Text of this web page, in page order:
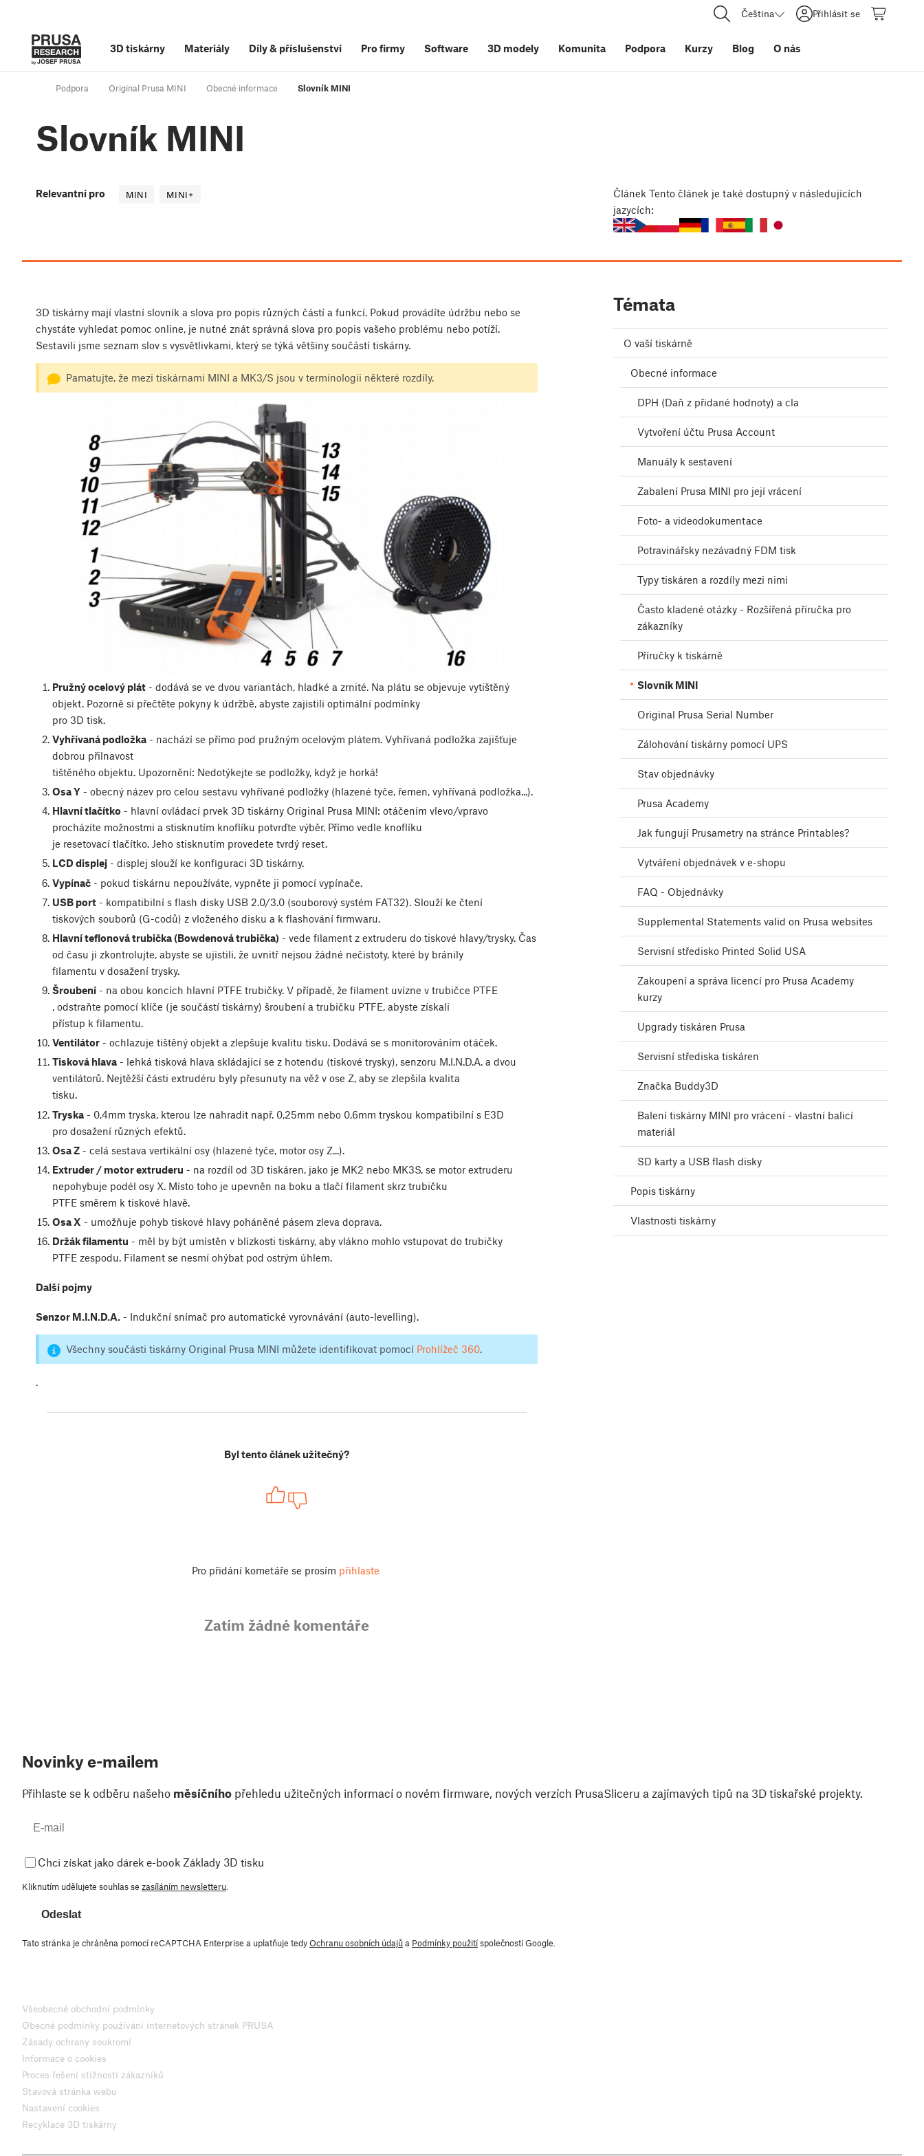
Čeština Přihlásit se
3D tiskárny Materiály Díly& příslušenství Pro firmy Software 3D modely Komunita Podpora Kurzy Blog O nás
Podpora Original Prusa MINI Obecné informace Slovník MINI
Slovník MINI
Relevantní pro MINI MINI+ Článek Tento článek je také dostupný v následujících
jazycích:
3D tiskárny mají vlastní slovník a slova pro popis různých částí a funkcí. Pokud provádíte údržbu nebo se
chystáte vyhledat pomoc online, je nutné znát správná slova pro popis vašeho problému nebo potíží.
Sestavili jsme seznam slov s vysvětlivkami, který se týká většiny součástí tiskárny.
Pamatujte, že mezi tiskárnami MINI a MK3/S jsou v terminologii některé rozdíly.
Pružný ocelový plát- dodává se ve dvou variantách, hladké a zrnité. Na plátu se objevuje vytištěný
objekt. Pozorně si přečtěte pokyny k údržbě, abyste zajistili optimální podmínky
pro 3D tisk.
Vyhřívaná podložka- nachází se přímo pod pružným ocelovým plátem. Vyhřívaná podložka zajišťuje
dobrou přilnavost
tištěného objektu. Upozornění: Nedotýkejte se podložky, když je horká!
Osa Y- obecný název pro celou sestavu vyhřívané podložky (hlazené tyče, řemen, vyhřívaná podložka...).
Hlavní tlačítko - hlavní ovládací prvek 3D tiskárny Original Prusa MINI: otáčením vlevo/vpravo
procházíte možnostmi a stisknutím knoflíku potvrďte výběr. Přímo vedle knoflíku
je resetovací tlačítko. Jeho stisknutím provedete tvrdý reset.
LCD displej- displej slouží ke konfiguraci 3D tiskárny.
Vypínač- pokud tiskárnu nepoužíváte, vypněte ji pomocí vypínače.
USB port- kompatibilní s flash disky USB 2.0/3.0 (souborový systém FAT32). Slouží ke čtení
tiskových souborů (G-codů) z vloženého disku a k flashování firmwaru.
Hlavní teflonová trubička (Bowdenová trubička) - vede filament z extruderu do tiskové hlavy/trysky. Čas
od času ji zkontrolujte, abyste se ujistili, že uvnitř nejsou žádné nečistoty, které by bránily
filamentu v dosažení trysky.
Šroubení- na obou koncích hlavní PTFE trubičky. V případě, že filament uvízne v trubičce PTFE
, odstraňte pomocí klíče (je součástí tiskárny) šroubení a trubičku PTFE, abyste získali
přístup k filamentu.
Ventilátor- ochlazuje tištěný objekt a zlepšuje kvalitu tisku. Dodává se s monitorováním otáček.
Tisková hlava- lehká tisková hlava skládající se z hotendu (tiskové trysky), senzoru M.I.N.D.A. a dvou
ventilátorů. Nejtěžší části extrudéru byly přesunuty na věž v ose Z, aby se zlepšila kvalita
tisku.
Tryska- 0,4mm tryska, kterou lze nahradit např. 0,25mm nebo 0,6mm tryskou kompatibilní s E3D
pro dosažení různých efektů.
Osa Z- celá sestava vertikální osy (hlazené tyče, motor osy Z...).
Extruder / motor extruderu - na rozdíl od 3D tiskáren, jako je MK2 nebo MK3S, se motor extruderu
nepohybuje podél osy X. Místo toho je upevněn na boku a tlačí filament skrz trubičku
PTFE směrem k tiskové hlavě.
Osa X - umožňuje pohyb tiskové hlavy poháněné pásem zleva doprava.
Držák filamentu - měl by být umístěn v blízkosti tiskárny, aby vlákno mohlo vstupovat do trubičky
PTFE zespodu. Filament se nesmí ohýbat pod ostrým úhlem.
Další pojmy
Senzor M.I.N.D.A. - Indukční snímač pro automatické vyrovnávání (auto-levelling).
Všechny součásti tiskárny Original Prusa MINI můžete identifikovat pomocí Prohlížeč 360.
Byl tento článek užitečný?
Pro přidání kometáře se prosím přihlaste
Zatím žádné komentáře
Témata
O vaší tiskárně
Obecné informace
DPH (Daň z přidané hodnoty) a cla
Vytvoření účtu Prusa Account
Manuály k sestavení
Zabalení Prusa MINI pro její vrácení
Foto- a videodokumentace
Potravinářsky nezávadný FDM tisk
Typy tiskáren a rozdíly mezi nimi
Často kladené otázky - Rozšířená příručka pro
zákazníky
Příručky k tiskárně
Slovník MINI
Original Prusa Serial Number
Zálohování tiskárny pomocí UPS
Stav objednávky
Prusa Academy
Jak fungují Prusametry na stránce Printables?
Vytváření objednávek v e-shopu
FAQ - Objednávky
Supplemental Statements valid on Prusa websites
Servisní středisko Printed Solid USA
Zakoupení a správa licencí pro Prusa Academy
kurzy
Upgrady tiskáren Prusa
Servisní střediska tiskáren
Značka Buddy3D
Balení tiskárny MINI pro vrácení - vlastní balicí
materiál
SD karty a USB flash disky
Popis tiskárny
Vlastnosti tiskárny
Novinky e-mailem
Přihlaste se k odběru našeho měsíčního přehledu užitečných informací o novém firmware, nových verzích PrusaSliceru a zajímavých tipů na 3D tiskařské projekty.
Chci získat jako dárek e-book Základy 3D tisku
Kliknutím udělujete souhlas se zasíláním newsletteru
Odeslat
Tato stránka je chráněna pomocí reCAPTCHA Enterprise a uplatňuje tedyOchranu osobních údajůa Podmínky použitíspolečnosti Google.
Všeobecné obchodní podmínky
Obecné podmínky používání internetových stránek PRUSA
Zásady ochrany soukromí
Informace o cookies
Proces řešení stížností zákazníků
Stavová stránka webu
Nastavení cookies
Recyklace 3D tiskárny